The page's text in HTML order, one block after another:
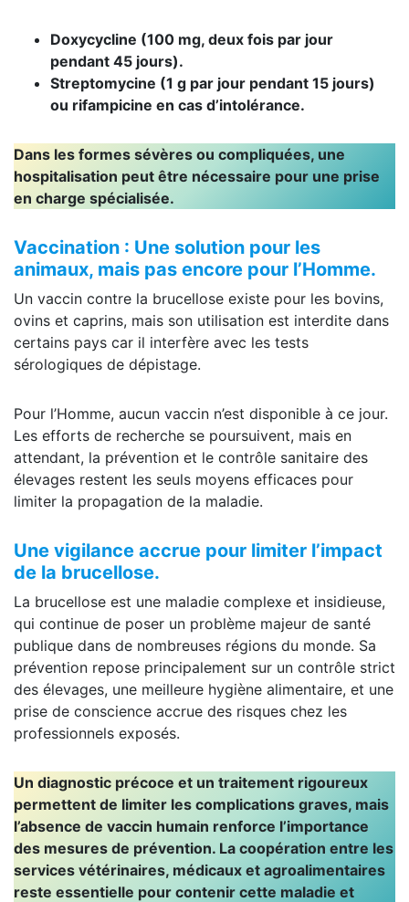
Doxycycline (100 mg, deux fois par jour
pendant 45 jours).
Streptomycine (1 g par jour pendant 15 jours)
ou rifampicine en cas d’intolérance.
Dans les formes sévères ou compliquées, une
hospitalisation peut être nécessaire pour une prise
en charge spécialisée.
Vaccination : Une solution pour les
animaux, mais pas encore pour l’Homme.
Un vaccin contre la brucellose existe pour les bovins,
ovins et caprins, mais son utilisation est interdite dans
certains pays car il interfère avec les tests
sérologiques de dépistage.
Pour l’Homme, aucun vaccin n’est disponible à ce jour.
Les efforts de recherche se poursuivent, mais en
attendant, la prévention et le contrôle sanitaire des
élevages restent les seuls moyens efficaces pour
limiter la propagation de la maladie.
Une vigilance accrue pour limiter l’impact
de la brucellose.
La brucellose est une maladie complexe et insidieuse,
qui continue de poser un problème majeur de santé
publique dans de nombreuses régions du monde. Sa
prévention repose principalement sur un contrôle strict
des élevages, une meilleure hygiène alimentaire, et une
prise de conscience accrue des risques chez les
professionnels exposés.
Un diagnostic précoce et un traitement rigoureux
permettent de limiter les complications graves, mais
l’absence de vaccin humain renforce l’importance
des mesures de prévention. La coopération entre les
services vétérinaires, médicaux et agroalimentaires
reste essentielle pour contenir cette maladie et